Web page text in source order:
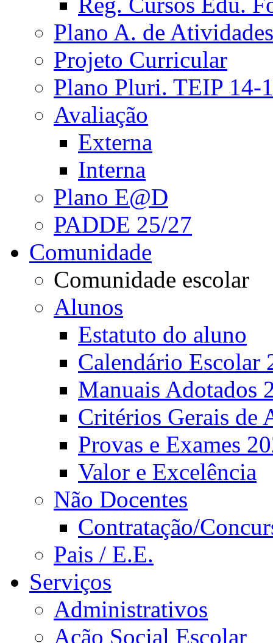
Plano A. de Atividades
Projeto Curricular
Plano Pluri. TEIP 14-
Avaliação
Externa
Interna
Plano E@D
PADDE 25/27
Comunidade
Comunidade escolar
Alunos
Estatuto do aluno
Calendário Escolar
Manuais Adotados
Critérios Gerais de
Provas e Exames
Valor e Excelência
Não Docentes
Contratação/
Pais / E.E.
Serviços
Administrativos
Ação Social Escolar